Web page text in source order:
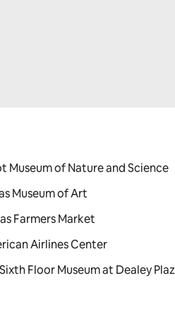
Museum of Nature and Science
Museum of Art
Farmers Market
Airlines Center
Floor Museum at Dealey